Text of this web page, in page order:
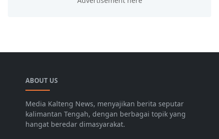
ABOUT US
Media Kalteng News, menyajikan berita seputar
kalimantan Tengah, dengan berbagai topik yang
hangat beredar dimasyarakat.